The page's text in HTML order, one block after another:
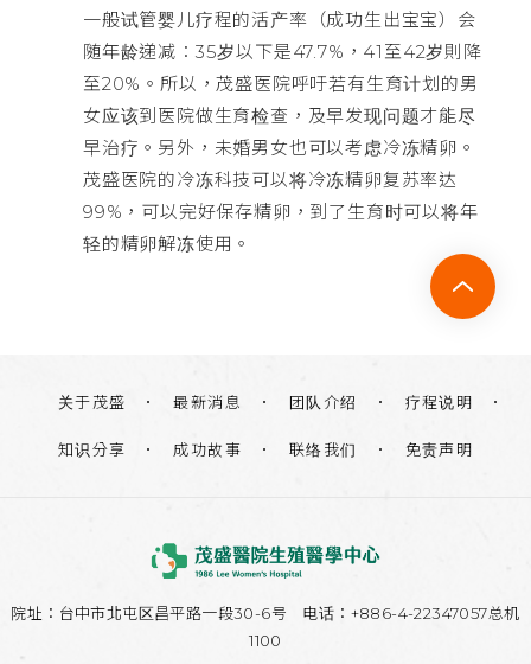
一般试管婴儿疗程的活产率（成功生出宝宝）会
随年龄递减：35岁以下是47.7%，41至42岁則降
至20%。所以，茂盛医院呼吁若有生育计划的男
女应该到医院做生育检查，及早发现问题才能尽
早治疗。另外，未婚男女也可以考虑冷冻精卵。
茂盛医院的冷冻科技可以将冷冻精卵复苏率达
99%，可以完好保存精卵，到了生育时可以将年
轻的精卵解冻使用。
关于茂盛 最新消息 团队介绍 疗程说明
知识分享 成功故事 联络我们 免责声明
院址： 台中市北屯区昌平路一段30-6号 电话：+886-4-22347057总机
1100